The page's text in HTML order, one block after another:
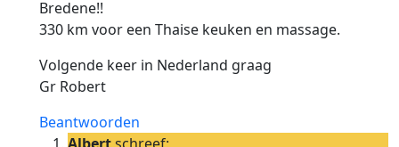
Bredene!!
330 km voor een Thaise keuken en massage.
Volgende keer in Nederland graag
Gr Robert
Beantwoorden